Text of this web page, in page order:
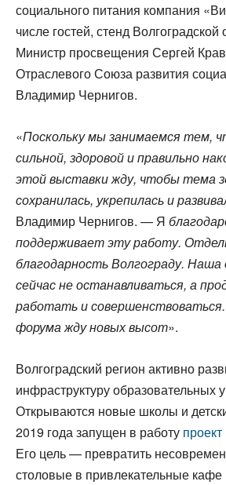
социального питания компания
числе гостей, стенд Волгоградской
Министр просвещения Сергей
Отраслевого Союза развития
Владимир Чернигов.
«Поскольку мы занимаемся тем,
сильной, здоровой и правильно
этой выставки жду, чтобы тема
сохранилась, укрепилась и
Владимир Чернигов. — Я
поддерживает эту работу.
благодарность Волгограду. Наша
сейчас не останавливаться, а
работать и
форума жду новых высот».
Волгоградский регион активно
инфраструктуру образовательных
Открываются новые школы и
2019 года запущен в работу
Его цель — превратить
столовые в привлекательные